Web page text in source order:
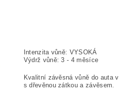
Intenzita vůně: VYSOKÁ
Výdrž vůně: 3 - 4 měsíce
Kvalitní závěsná vůně do auta
s dřevěnou zátkou a závěsem.